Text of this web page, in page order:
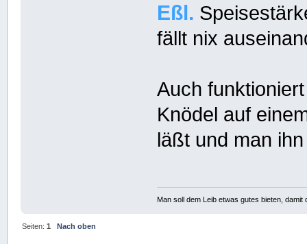
Eßl.
fällt nix
Auch
Knödel auf
läßt und man
Man soll dem Leib etwas gutes bieten,
Seiten:1 Nach oben